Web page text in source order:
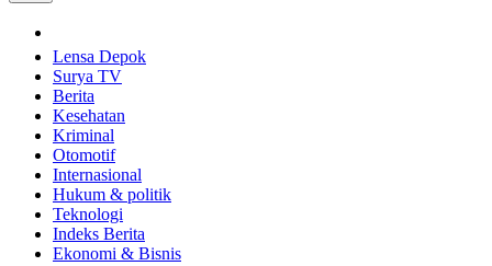
Lensa Depok
Surya TV
Berita
Kesehatan
Kriminal
Otomotif
Internasional
Hukum & politik
Teknologi
Indeks Berita
Ekonomi & Bisnis